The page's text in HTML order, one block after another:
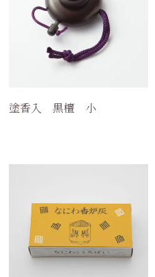
塗香入 黒檀 小